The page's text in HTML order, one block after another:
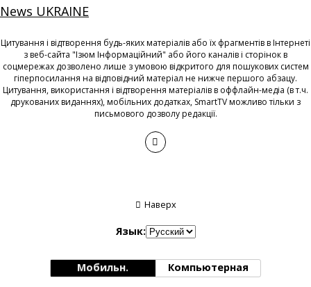
News UKRAINE
Цитування і відтворення будь-яких матеріалів або їх фрагментів в Інтернеті
з веб-сайта "Ізюм Інформаційний" або його каналів і сторінок в
соцмережах дозволено лише з умовою відкритого для пошукових систем
гіперпосилання на відповідний матеріал не нижче першого абзацу.
Цитування, використання і відтворення матеріалів в оффлайн-медіа (в т.ч.
друкованих виданнях), мобільних додатках, SmartTV можливо тільки з
письмового дозволу редакції.
Наверх
Язык:
Мобильн. Компьютерная